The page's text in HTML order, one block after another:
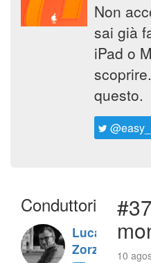
Non
sai già
iPad o
questo.
Conduttori
Luca
Zorzi
10